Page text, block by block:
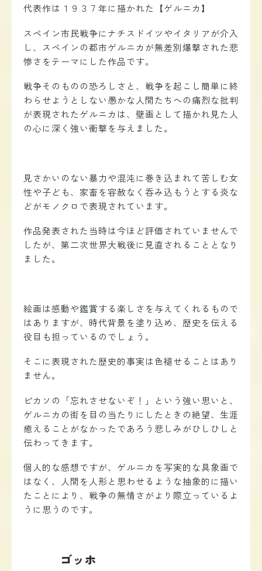
代表作は１９３７年に描かれた【ゲルニカ】
スペイン市民戦争にナチスドイツやイタリアが介入
し、スペインの都市ゲルニカが無差別爆撃された悲
惨さをテーマにした作品です。
戦争そのものの恐ろしさと、戦争を起こし簡単に終
わらせようとしない愚かな人間たちへの痛烈な批判
が表現されたゲルニカは、壁画として描かれ見た人
の心に深く強い衝撃を与えました。
見さかいのない暴力や混沌に巻き込まれて苦しむ女
性や子ども、 家畜を容赦なく呑み込もうとする炎な
どがモノクロで表現されています。
作品発表された当時は今ほど評価されていませんで
したが、第二次世界大戦後に見直されることとなり
ました。
絵画は感動や鑑賞する楽しさを与えてくれるもので
はありますが、時代背景を塗り込め、歴史を伝える
役目も担っているのでしょう。
そこに表現された歴史的事実は色褪せることはあり
ません。
ピカソの「忘れさせないぞ！」という強い思いと、
ゲルニカの街を目の当たりにしたときの絶望、生涯
癒えることがなかったであろう悲しみがひしひしと
伝わってきます。
個人的な感想ですが、ゲルニカを写実的な具象画で
はなく、人間を人形と思わせるような抽象的に描い
たことにより、戦争の無情さがより際立っているよ
うに思うのです。
ゴッホ